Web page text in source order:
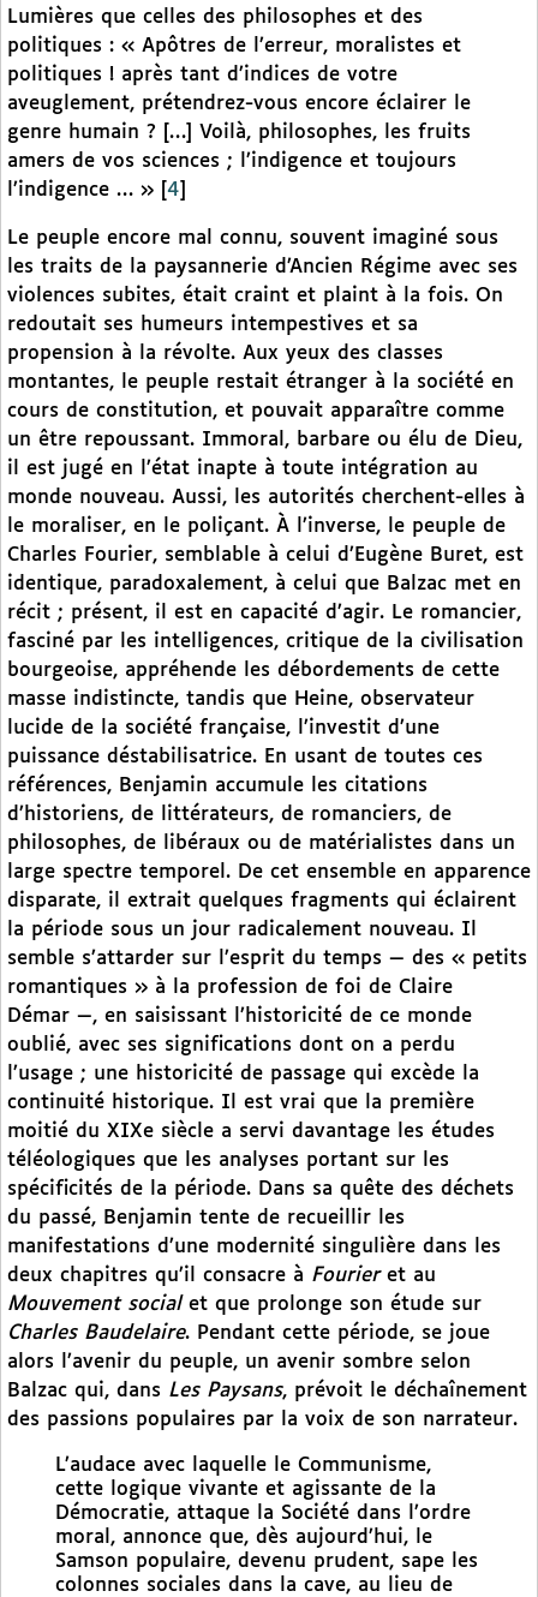
Lumières que celles des philosophes et des
politiques : « Apôtres de l’erreur, moralistes et
politiques ! après tant d’indices de votre
aveuglement, prétendrez-vous encore éclairer le
genre humain ? […] Voilà, philosophes, les fruits
amers de vos sciences ; l’indigence et toujours
l’indigence … »
4
Le peuple encore mal connu, souvent imaginé sous
les traits de la paysannerie d’Ancien Régime avec ses
violences subites, était craint et plaint à la fois. On
redoutait ses humeurs intempestives et sa
propension à la révolte. Aux yeux des classes
montantes, le peuple restait étranger à la société en
cours de constitution, et pouvait apparaître comme
un être repoussant. Immoral, barbare ou élu de Dieu,
il est jugé en l’état inapte à toute intégration au
monde nouveau. Aussi, les autorités cherchent-elles à
le moraliser, en le poliçant. À l’inverse, le peuple de
Charles Fourier, semblable à celui d’Eugène Buret, est
identique, paradoxalement, à celui que Balzac met en
récit ; présent, il est en capacité d’agir. Le romancier,
fasciné par les intelligences, critique de la civilisation
bourgeoise, appréhende les débordements de cette
masse indistincte, tandis que Heine, observateur
lucide de la société française, l’investit d’une
puissance déstabilisatrice. En usant de toutes ces
références, Benjamin accumule les citations
d’historiens, de littérateurs, de romanciers, de
philosophes, de libéraux ou de matérialistes dans un
large spectre temporel. De cet ensemble en apparence
disparate, il extrait quelques fragments qui éclairent
la période sous un jour radicalement nouveau. Il
semble s’attarder sur l’esprit du temps — des « petits
romantiques » à la profession de foi de Claire
Démar —, en saisissant l’historicité de ce monde
oublié, avec ses significations dont on a perdu
l’usage ; une historicité de passage qui excède la
continuité historique. Il est vrai que la première
moitié du XIXe siècle a servi davantage les études
téléologiques que les analyses portant sur les
spécificités de la période. Dans sa quête des déchets
du passé, Benjamin tente de recueillir les
manifestations d’une modernité singulière dans les
deux chapitres qu’il consacre à Fourieret au
Mouvement socialet que prolonge son étude sur
Charles Baudelaire. Pendant cette période, se joue
alors l’avenir du peuple, un avenir sombre selon
Balzac qui, dans Les Paysans, prévoit le déchaînement
des passions populaires par la voix de son narrateur.
L’audace avec laquelle le Communisme,
cette logique vivante et agissante de la
Démocratie, attaque la Société dans l’ordre
moral, annonce que, dès aujourd’hui, le
Samson populaire, devenu prudent, sape les
colonnes sociales dans la cave, au lieu de